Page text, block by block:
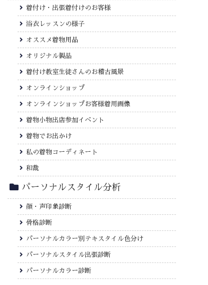
着付け・出張着付けのお客様
浴衣レッスンの様子
オススメ着物用品
オリジナル製品
着付け教室生徒さんのお稽古風景
オンラインショップ
オンラインショップお客様着用画像
着物小物出店参加イベント
着物でお出かけ
私の着物コーディネート
和裁
パーソナルスタイル分析
顔・声印象診断
骨格診断
パーソナルカラー別テキスタイル色分け
パーソナルスタイル出張診断
パーソナルカラー診断